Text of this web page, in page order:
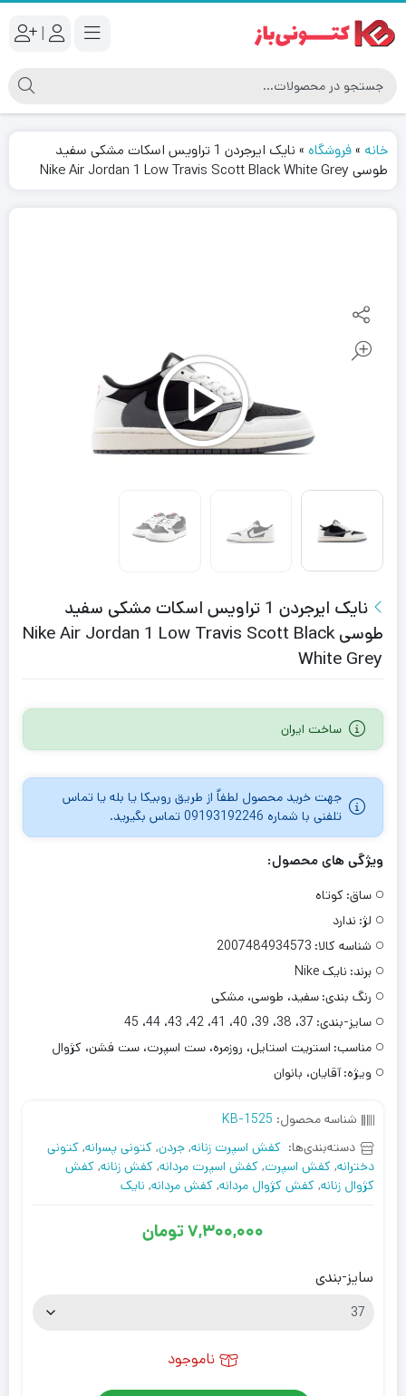
|
خانه »فروشگاه »
نایک ایرجردن 1 تراویس اسکات مشکی سفید
طوسی Nike Air Jordan 1 Low Travis Scott Black White Grey
نایک ایرجردن 1 تراویس اسکات مشکی سفید
طوسی Nike Air Jordan 1 Low Travis Scott Black
White Grey
ساخت ایران
جهت خرید محصول لطفاٌ از طریق روبیکا یا بله یا تماس
تلفنی با شماره 09193192246 تماس بگیرید.
ویژگی های محصول:
ساق: کوتاه
لژ: ندارد
شناسه کالا: 2007484934573
برند: نایک Nike
رنگ بندی: سفید، طوسی، مشکی
سایز-بندی: 37، 38، 39، 40، 41، 42، 43، 44، 45
مناسب: استریت استایل، روزمره، ست اسپرت، ست فشن، کژوال
ویژه: آقایان، بانوان
شناسه محصول: KB-1525
دسته‌بندی‌ها: کفش اسپرت زنانه, جردن, کتونی پسرانه, کتونی
دخترانه, کفش اسپرت, کفش اسپرت مردانه, کفش زنانه, کفش
کژوال زنانه, کفش کژوال مردانه, کفش مردانه, نایک
7,300,000تومان
سایز-بندی
ناموجود